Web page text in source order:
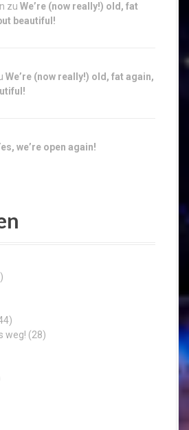
zu We’re (now really!) old, fat
beautiful!
We’re (now really!) old, fat again,
we’re open again!
weg! (28)